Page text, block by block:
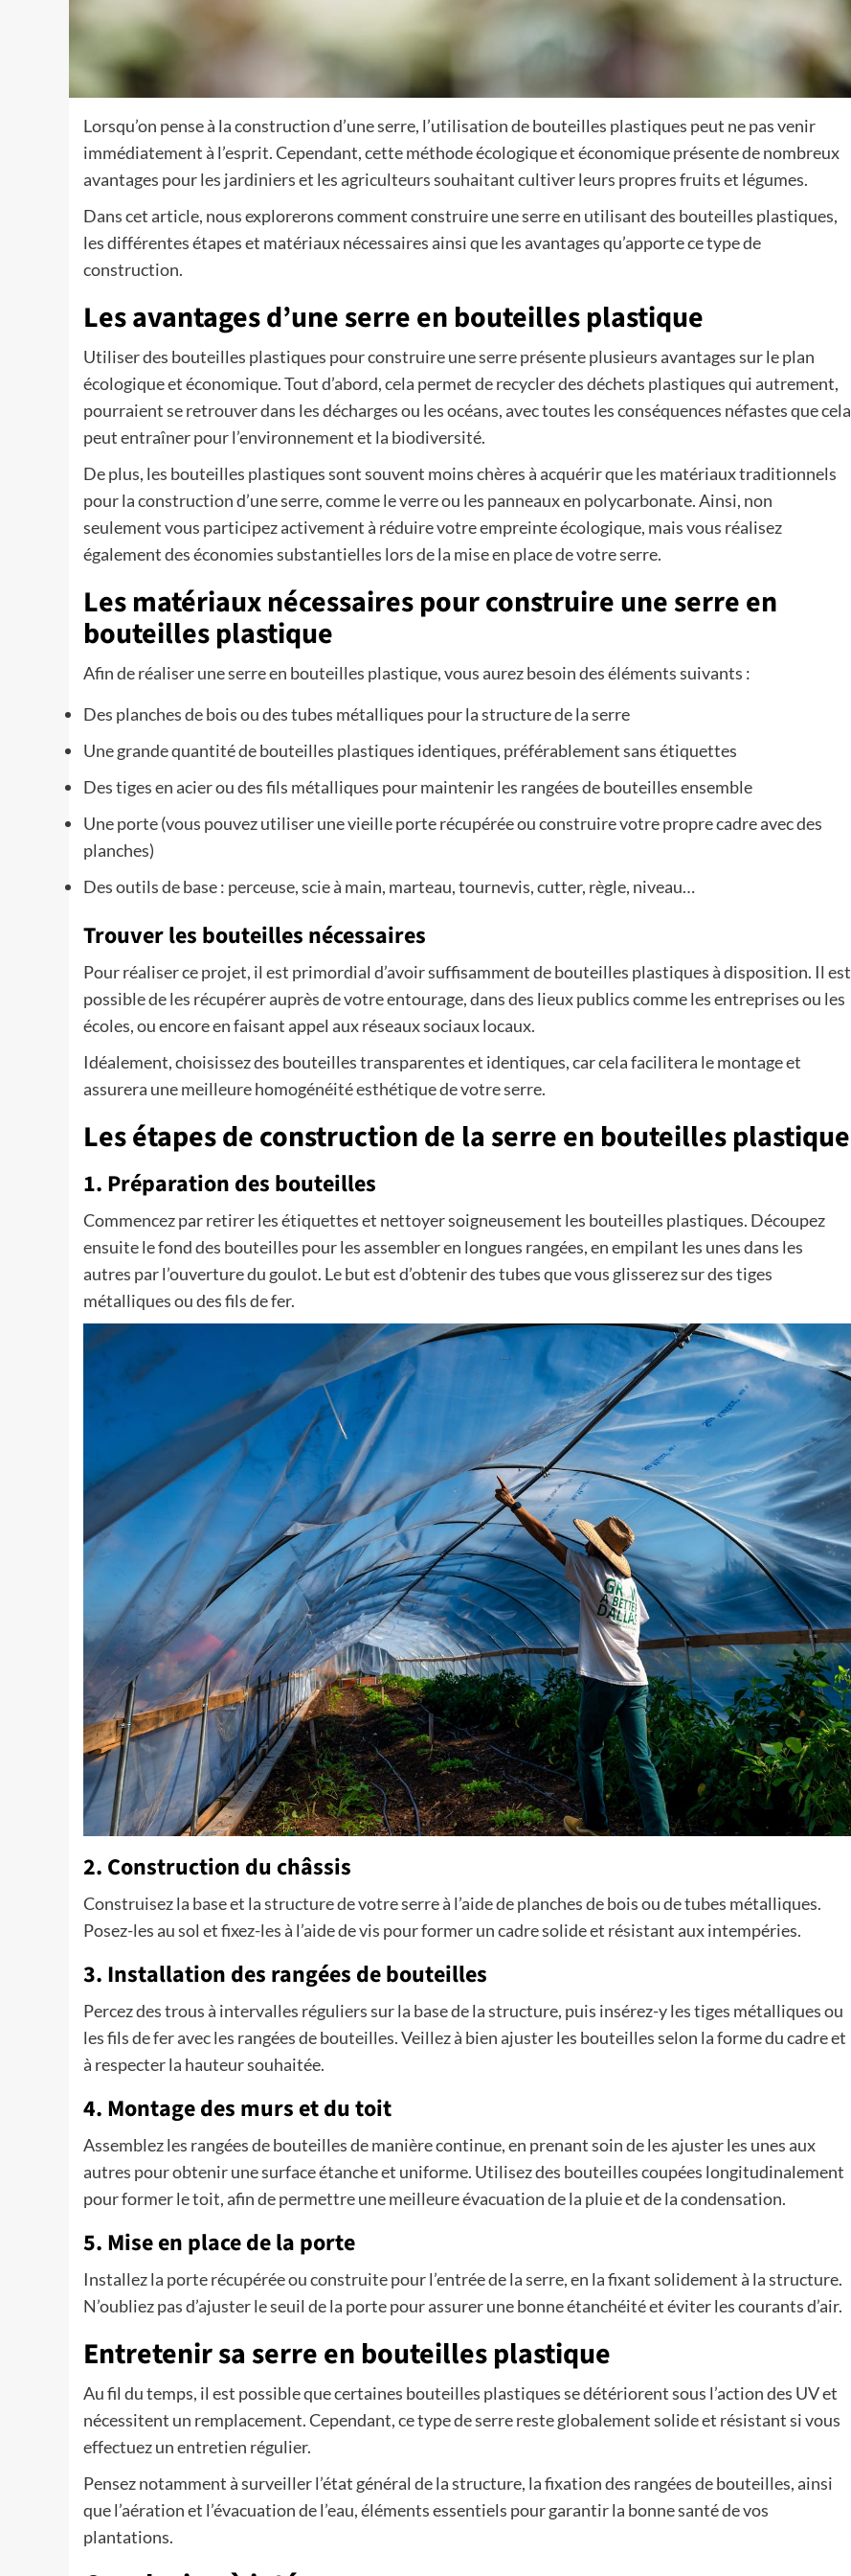
Lorsqu’on pense à la construction d’une serre, l’utilisation de bouteilles plastiques peut ne pas venir
immédiatement à l’esprit. Cependant, cette méthode écologique et économique présente de nombreux
avantages pour les jardiniers et les agriculteurs souhaitant cultiver leurs propres fruits et légumes.
Dans cet article, nous explorerons comment construire une serre en utilisant des bouteilles plastiques,
les différentes étapes et matériaux nécessaires ainsi que les avantages qu’apporte ce type de
construction.
Les avantages d’une serre en bouteilles plastique
Utiliser des bouteilles plastiques pour construire une serre présente plusieurs avantages sur le plan
écologique et économique. Tout d’abord, cela permet de recycler des déchets plastiques qui autrement,
pourraient se retrouver dans les décharges ou les océans, avec toutes les conséquences néfastes que cela
peut entraîner pour l’environnement et la biodiversité.
De plus, les bouteilles plastiques sont souvent moins chères à acquérir que les matériaux traditionnels
pour la construction d’une serre, comme le verre ou les panneaux en polycarbonate. Ainsi, non
seulement vous participez activement à réduire votre empreinte écologique, mais vous réalisez
également des économies substantielles lors de la mise en place de votre serre.
Les matériaux nécessaires pour construire une serre en
bouteilles plastique
Afin de réaliser une serre en bouteilles plastique, vous aurez besoin des éléments suivants :
Des planches de bois ou des tubes métalliques pour la structure de la serre
Une grande quantité de bouteilles plastiques identiques, préférablement sans étiquettes
Des tiges en acier ou des fils métalliques pour maintenir les rangées de bouteilles ensemble
Une porte (vous pouvez utiliser une vieille porte récupérée ou construire votre propre cadre avec des
planches)
Des outils de base : perceuse, scie à main, marteau, tournevis, cutter, règle, niveau…
Trouver les bouteilles nécessaires
Pour réaliser ce projet, il est primordial d’avoir suffisamment de bouteilles plastiques à disposition. Il est
possible de les récupérer auprès de votre entourage, dans des lieux publics comme les entreprises ou les
écoles, ou encore en faisant appel aux réseaux sociaux locaux.
Idéalement, choisissez des bouteilles transparentes et identiques, car cela facilitera le montage et
assurera une meilleure homogénéité esthétique de votre serre.
Les étapes de construction de la serre en bouteilles plastique
1. Préparation des bouteilles
Commencez par retirer les étiquettes et nettoyer soigneusement les bouteilles plastiques. Découpez
ensuite le fond des bouteilles pour les assembler en longues rangées, en empilant les unes dans les
autres par l’ouverture du goulot. Le but est d’obtenir des tubes que vous glisserez sur des tiges
métalliques ou des fils de fer.
2. Construction du châssis
Construisez la base et la structure de votre serre à l’aide de planches de bois ou de tubes métalliques.
Posez-les au sol et fixez-les à l’aide de vis pour former un cadre solide et résistant aux intempéries.
3. Installation des rangées de bouteilles
Percez des trous à intervalles réguliers sur la base de la structure, puis insérez-y les tiges métalliques ou
les fils de fer avec les rangées de bouteilles. Veillez à bien ajuster les bouteilles selon la forme du cadre et
à respecter la hauteur souhaitée.
4. Montage des murs et du toit
Assemblez les rangées de bouteilles de manière continue, en prenant soin de les ajuster les unes aux
autres pour obtenir une surface étanche et uniforme. Utilisez des bouteilles coupées longitudinalement
pour former le toit, afin de permettre une meilleure évacuation de la pluie et de la condensation.
5. Mise en place de la porte
Installez la porte récupérée ou construite pour l’entrée de la serre, en la fixant solidement à la structure.
N’oubliez pas d’ajuster le seuil de la porte pour assurer une bonne étanchéité et éviter les courants d’air.
Entretenir sa serre en bouteilles plastique
Au fil du temps, il est possible que certaines bouteilles plastiques se détériorent sous l’action des UV et
nécessitent un remplacement. Cependant, ce type de serre reste globalement solide et résistant si vous
effectuez un entretien régulier.
Pensez notamment à surveiller l’état général de la structure, la fixation des rangées de bouteilles, ainsi
que l’aération et l’évacuation de l’eau, éléments essentiels pour garantir la bonne santé de vos
plantations.